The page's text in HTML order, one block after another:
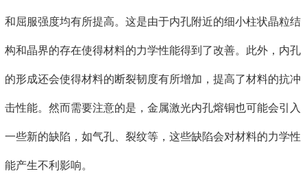
和屈服强度均有所提高。这是由于内孔附近的细小柱状晶粒结
构和晶界的存在使得材料的力学性能得到了改善。此外，内孔
的形成还会使得材料的断裂韧度有所增加，提高了材料的抗冲
击性能。然而需要注意的是，金属激光内孔熔铜也可能会引入
一些新的缺陷，如气孔、裂纹等，这些缺陷会对材料的力学性
能产生不利影响。